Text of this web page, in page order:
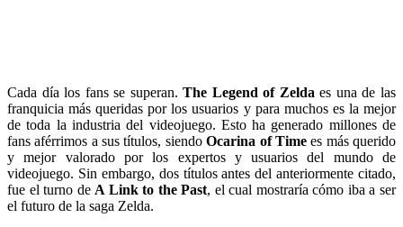
Cada día los fans se superan.The Legend of Zelda es una de las
franquicia más queridas por los usuarios y para muchos es la mejor
de toda la industria del videojuego. Esto ha generado millones de
fans aférrimos a sus títulos, siendoOcarina of Timees más querido
y mejor valorado por los expertos y usuarios del mundo de
videojuego. Sin embargo, dos títulos antes del anteriormente citado,
fue el turno de A Link to the Past, el cual mostraría cómo iba a ser
el futuro de la saga Zelda.